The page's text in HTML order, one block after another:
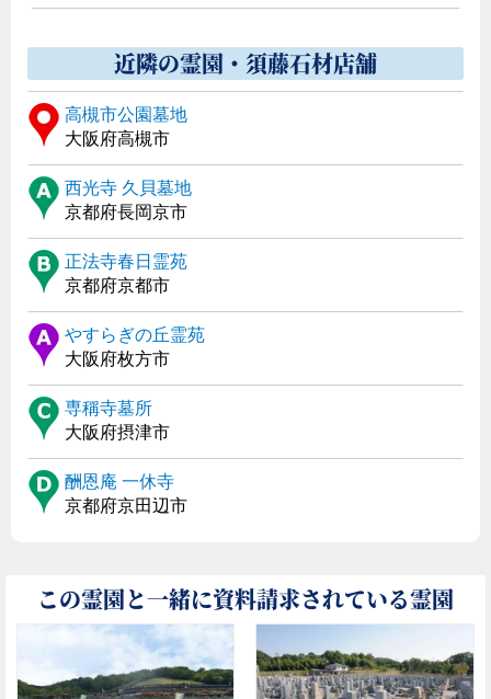
近隣の霊園・須藤石材店舗
高槻市公園墓地
大阪府高槻市
西光寺 久貝墓地
京都府長岡京市
正法寺春日霊苑
京都府京都市
やすらぎの丘霊苑
大阪府枚方市
専稱寺墓所
大阪府摂津市
酬恩庵 一休寺
京都府京田辺市
この霊園と一緒に資料請求されている霊園